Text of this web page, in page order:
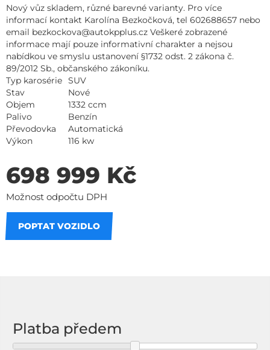
Nový vůz skladem, různé barevné varianty. Pro více
informací kontakt Karolína Bezkočková, tel 602688657 nebo
email bezkockova@autokpplus.cz Veškeré zobrazené
informace mají pouze informativní charakter a nejsou
nabídkou ve smyslu ustanovení §1732 odst. 2 zákona č.
89/2012 Sb., občanského zákoníku.
Typ karosérie SUV
Stav
Nové
Objem
1332 ccm
Palivo
Benzín
Převodovka
Automatická
Výkon
116 kw
698 999 Kč
Možnost odpočtu DPH
POPTAT VOZIDLO
Platba předem